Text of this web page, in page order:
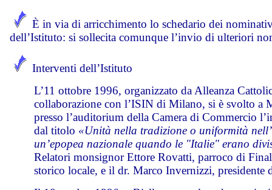
È in via di arricchimento lo schedario dei
dell’Istituto: si sollecita comunque l’invio di ulteriori
Interventi dell’Istituto
L’11 ottobre 1996, organizzato da Alleanza
collaborazione con l’ISIN di Milano, si è svolto a
presso l’auditorium della Camera di Commercio
dal titolo «Unità nella tradizione o uniformità
un’epopea nazionale quando le "Italie" erano
Relatori monsignor Ettore Rovatti, parroco di
storico locale, e il dr. Marco Invernizzi, presidente